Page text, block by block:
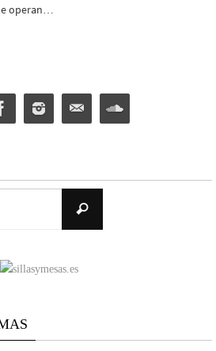
operan…
Buscar